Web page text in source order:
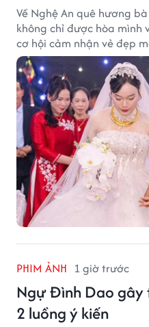
Về Nghệ An quê hương
không chỉ được hòa mình
cơ hội cảm nhận vẻ đẹp
quê giàu truyền thống.
PHIM ẢNH 1 giờ trước
Ngự Đình Dao gây
2 luồng ý kiến